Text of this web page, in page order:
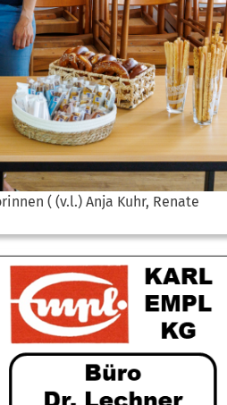
( (v.l.) Anja Kuhr, Renate